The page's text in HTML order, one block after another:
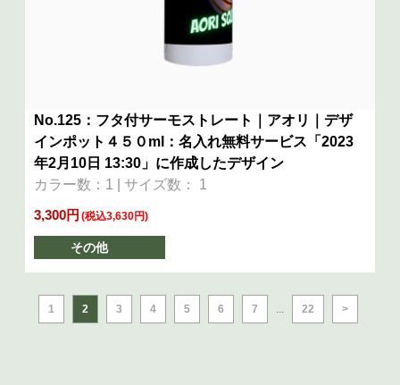
No.125：フタ付サーモストレート｜アオリ｜デザ
インポット４５０ml：名入れ無料サービス「2023
年2月10日 13:30」に作成したデザイン
カラー数：1 | サイズ数： 1
3,300円 (税込3,630円)
その他
1 2 3 4 5 6 7 ... 22 >